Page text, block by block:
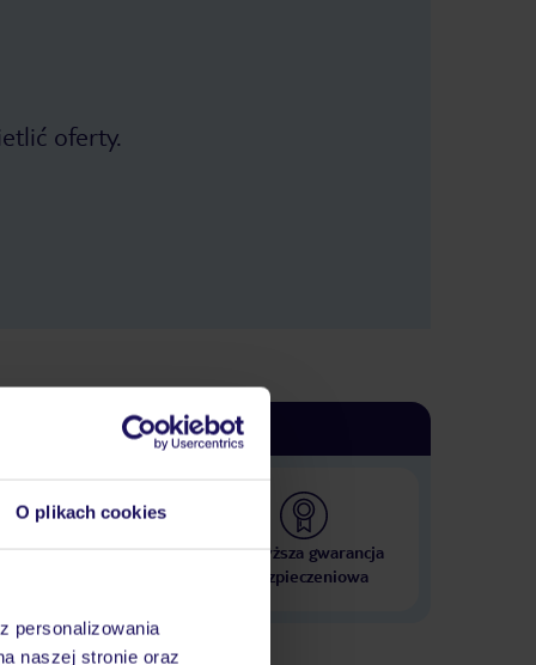
O plikach cookies
personalizowania
naszej stronie oraz
oferty.
hoteli w ponad 50
Najwyższa gwarancja
ubezpieczeniowa